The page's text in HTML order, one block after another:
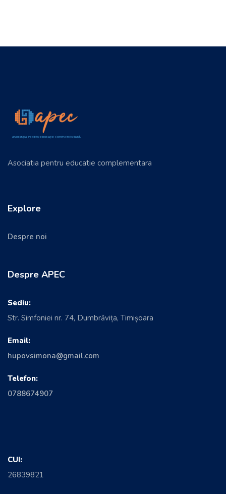
Asociatia pentru educatie complementara
Explore
Despre noi
Despre APEC
Sediu:
Str. Simfoniei nr. 74, Dumbrăvița, Timișoara
Email:
hupovsimona@gmail.com
Telefon:
0788674907
CUI:
26839821